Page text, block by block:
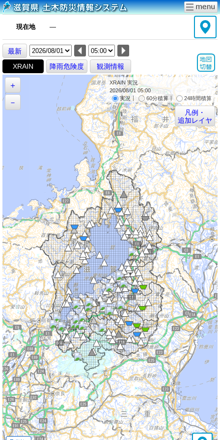
現在地 ―
最新
XRAIN
降雨危険度 観測情報
＋
－
XRAIN 実況
2026/08/01 05:00
実況 ｜ 60分積算 ｜ 24時間積算
凡例・
追加レイヤ